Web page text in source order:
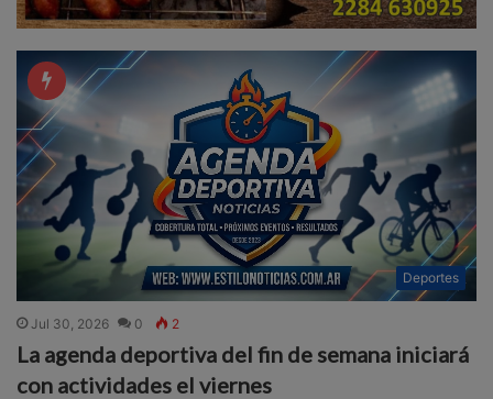
Deportes
Jul 30, 2026 0 2
La agenda deportiva del fin de semana iniciará
con actividades el viernes